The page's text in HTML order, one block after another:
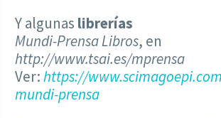
Y algunas librerías
Mundi-Prensa Libros, en
http://www.tsai.es/mprensa
Ver:https://
mundi-prensa